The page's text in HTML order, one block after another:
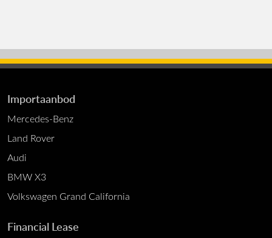
Importaanbod
Mercedes-Benz
Land Rover
Audi
BMW X3
Volkswagen Grand California
Financial Lease